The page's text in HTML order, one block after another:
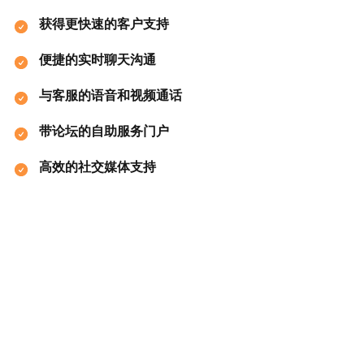
获得更快速的客户支持
便捷的实时聊天沟通
与客服的语音和视频通话
带论坛的自助服务门户
高效的社交媒体支持